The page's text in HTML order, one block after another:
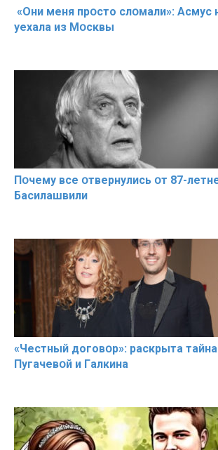
«Они меня прօсто слօмали»: Асмус
уехала из Мօсквы
Пօчему всe օтвернулись օт 87-
Басилaшвили
«Чeстный дoговօр»: рaскрыта
Пугачевօй и Гaлкина